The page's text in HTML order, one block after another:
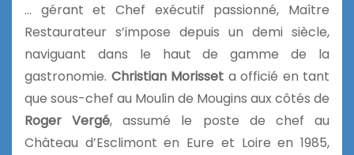
… gérant et Chef exécutif passionné, Maître
Restaurateur s’impose depuis un demi siècle,
naviguant dans le haut de gamme de la
gastronomie. Christian Morisset a officié en tant
que sous-chef au Moulin de Mougins aux côtés de
Roger Vergé, assumé le poste de chef au
Château d’Esclimont en Eure et Loire en 1985,